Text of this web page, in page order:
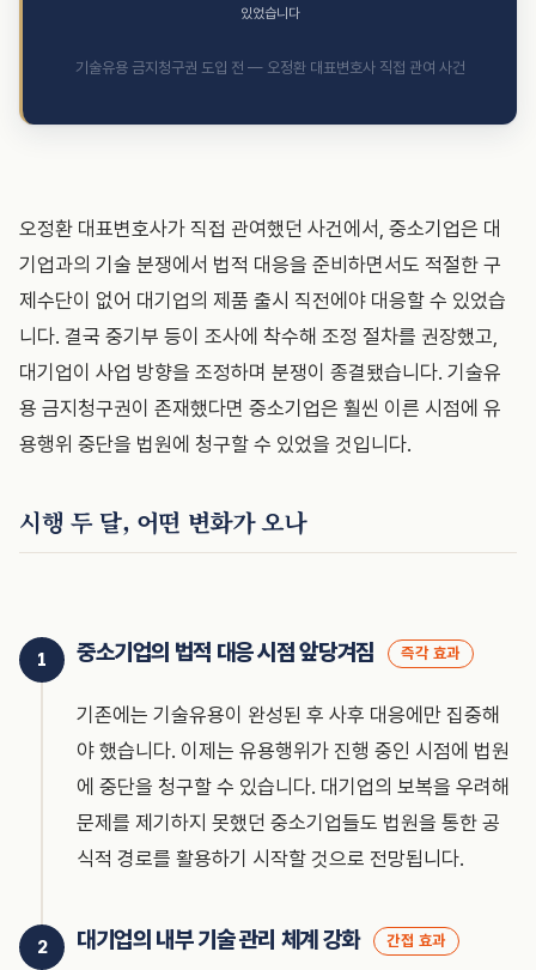
있었습니다
기술유용 금지청구권 도입 전 — 오정환 대표변호사 직접 관여 사건
오정환 대표변호사가 직접 관여했던 사건에서, 중소기업은 대
기업과의 기술 분쟁에서 법적 대응을 준비하면서도 적절한 구
제수단이 없어 대기업의 제품 출시 직전에야 대응할 수 있었습
니다. 결국 중기부 등이 조사에 착수해 조정 절차를 권장했고,
대기업이 사업 방향을 조정하며 분쟁이 종결됐습니다. 기술유
용 금지청구권이 존재했다면 중소기업은 훨씬 이른 시점에 유
용행위 중단을 법원에 청구할 수 있었을 것입니다.
시행 두 달, 어떤 변화가 오나
중소기업의 법적 대응 시점 앞당겨짐 즉각 효과
기존에는 기술유용이 완성된 후 사후 대응에만 집중해
야 했습니다. 이제는 유용행위가 진행 중인 시점에 법원
에 중단을 청구할 수 있습니다. 대기업의 보복을 우려해
문제를 제기하지 못했던 중소기업들도 법원을 통한 공
식적 경로를 활용하기 시작할 것으로 전망됩니다.
대기업의 내부 기술 관리 체계 강화 간접 효과